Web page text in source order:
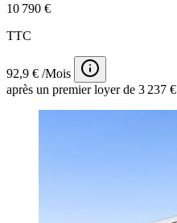
10 790 €
TTC
92,9 € /Mois
après un premier loyer de 3 237 €